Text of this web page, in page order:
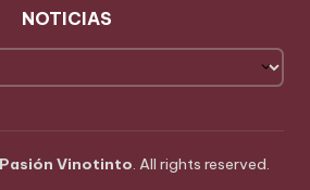
NOTICIAS
Pasión Vinotinto. All rights reserved.